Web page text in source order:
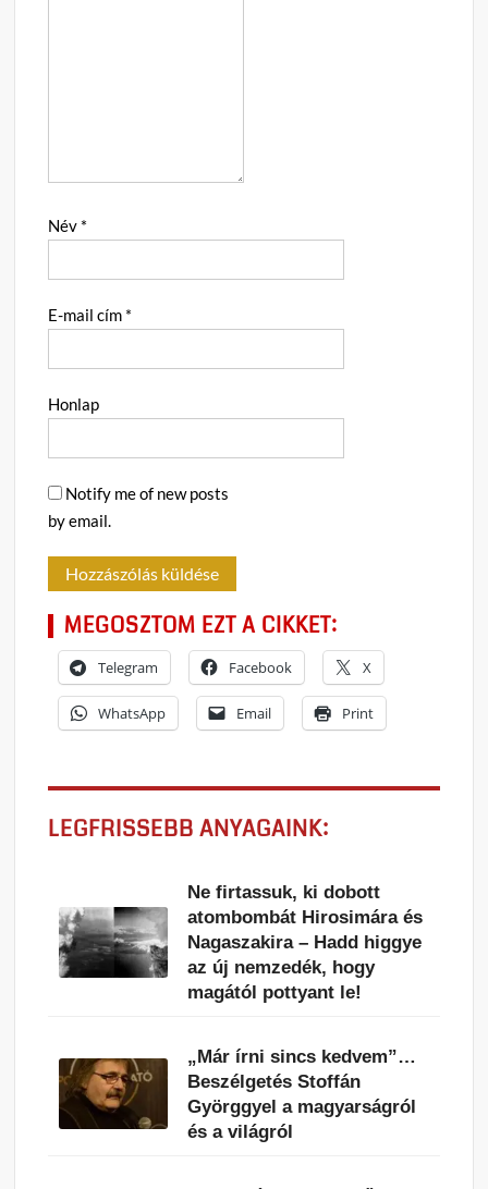
Név *
E-mail cím *
Honlap
Notify me of new posts
by email.
MEGOSZTOM EZT A CIKKET:
Telegram Facebook X
WhatsApp Email Print
LEGFRISSEBB ANYAGAINK:
Ne firtassuk, ki dobott
atombombát Hirosimára és
Nagaszakira – Hadd higgye
az új nemzedék, hogy
magától pottyant le!
„Már írni sincs kedvem”…
Beszélgetés Stoffán
Györggyel a magyarságról
és a világról